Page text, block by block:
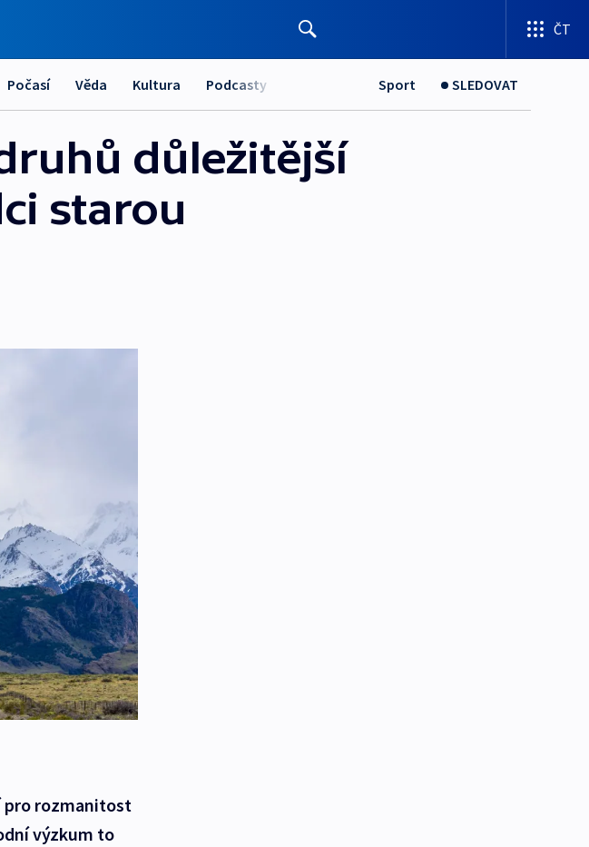
ČT
Počasí Věda Kultura Podcasty Sport SLEDOVAT
důležitější
starou
pro rozmanitost
výzkum to